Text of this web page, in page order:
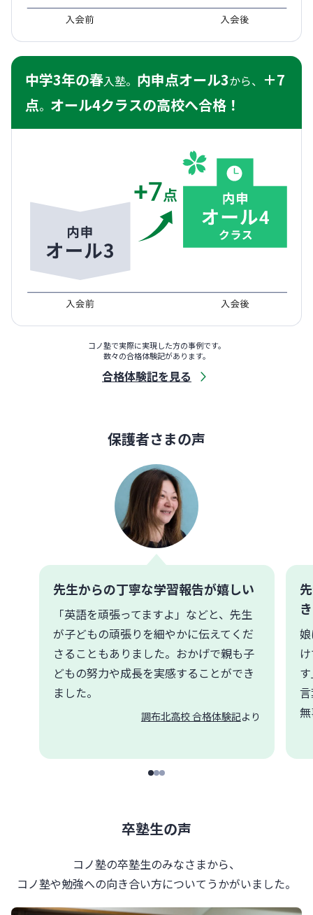
中学3年の春入塾。 内申点オール3から、 ＋7
点。 オール4クラスの高校へ合格！
コノ塾で実際に実現した方の事例です。
数々の合格体験記があります。
合格体験記を見る
保護者さまの声
先生からの丁寧な学習報告が嬉しい
「英語を頑張ってますよ」などと、先生
が子どもの頑張りを細やかに伝えてくだ
さることもありました。おかげで親も子
どもの努力や成長を実感することができ
ました。
調布北高校 合格体験記より
卒塾生の声
コノ塾の卒塾生のみなさまから、
コノ塾や勉強への向き合い方について うかがいました。